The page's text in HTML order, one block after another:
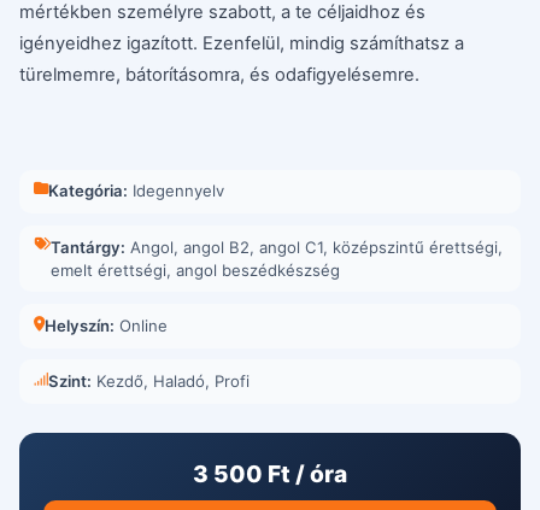
mértékben személyre szabott, a te céljaidhoz és
igényeidhez igazított. Ezenfelül, mindig számíthatsz a
türelmemre, bátorításomra, és odafigyelésemre.
Kategória: Idegennyelv
Tantárgy: Angol, angol B2, angol C1, középszintű érettségi,
emelt érettségi, angol beszédkészség
Helyszín: Online
Szint: Kezdő, Haladó, Profi
3 500 Ft / óra